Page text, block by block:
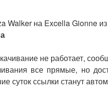
Walker на Excella Gionne
не работает,
все прямые, но
суток ссылки станут